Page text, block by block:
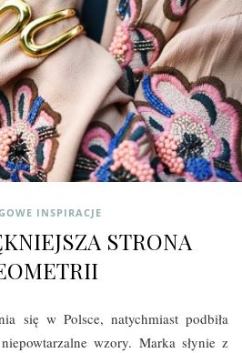
INSPIRACJE
STRONA
się w Polsce, natychmiast podbiła
wzory. Marka słynie z